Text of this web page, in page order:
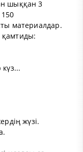
шыққан 3
материалдар.
қамтиды:
жүзі.